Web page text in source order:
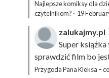
Najlepsze komiksy dla
czytelnikom? · 19
zalukajmy.pl
Super
sprawdzić film bo
Przygoda Pana Kleksa –